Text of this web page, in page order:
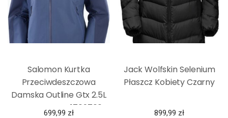
Salomon Kurtka
Przeciwdeszczowa
Damska Outline Gtx 2.5L
Granatowa Lc1709700
699,99 zł
Jack Wolfskin Selenium
Płaszcz Kobiety Czarny
899,99 zł